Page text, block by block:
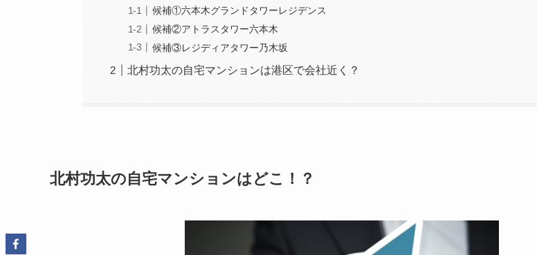
候補①六本木グランドタワーレジデンス
候補②アトラスタワー六本木
候補③レジディアタワー乃木坂
北村功太の自宅マンションは港区で会社近く？
北村功太の自宅マンションはどこ！？